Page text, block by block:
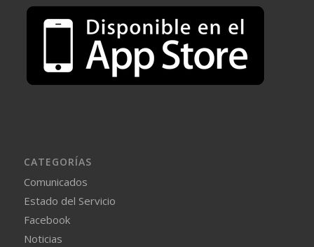
CATEGORÍAS
Comunicados
Estado del Servicio
Facebook
Noticias